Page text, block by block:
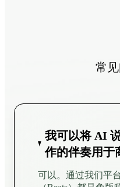
常
我可以将 AI
作的伴奏用于
可以。通过我们平